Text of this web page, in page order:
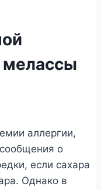
мелассы
аллергии,
о
если сахара
Однако в